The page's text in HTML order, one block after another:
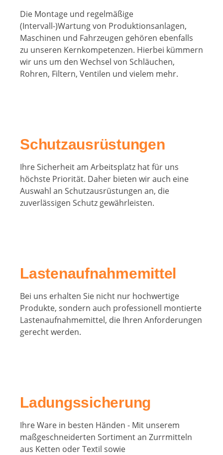
Die Montage und regelmäßige
(Intervall-)Wartung von Produktionsanlagen,
Maschinen und Fahrzeugen gehören ebenfalls
zu unseren Kernkompetenzen. Hierbei kümmern
wir uns um den Wechsel von Schläuchen,
Rohren, Filtern, Ventilen und vielem mehr.
Schutzausrüstungen
Ihre Sicherheit am Arbeitsplatz hat für uns
höchste Priorität. Daher bieten wir auch eine
Auswahl an Schutzausrüstungen an, die
zuverlässigen Schutz gewährleisten.
Lastenaufnahmemittel
Bei uns erhalten Sie nicht nur hochwertige
Produkte, sondern auch professionell montierte
Lastenaufnahmemittel, die Ihren Anforderungen
gerecht werden.
Ladungssicherung
Ihre Ware in besten Händen - Mit unserem
maßgeschneiderten Sortiment an Zurrmitteln
aus Ketten oder Textil sowie